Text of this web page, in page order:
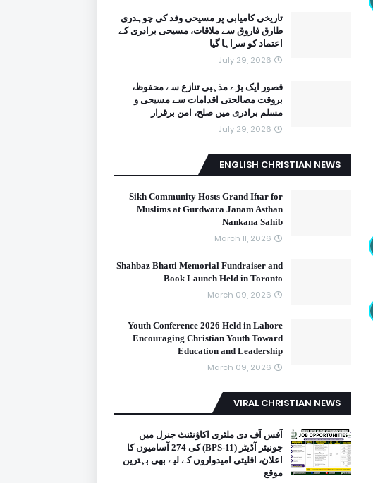
تاریخی کامیابی پر مسیحی وفد کی چوہدری
طارق فاروق سے ملاقات، مسیحی برادری کے
اعتماد کو سراہا گیا
July 29, 2026
قصور ایک بڑے مذہبی تنازع سے محفوظ،
بروقت مصالحتی اقدامات سے مسیحی و
مسلم برادری میں صلح، امن برقرار
July 29, 2026
ENGLISH CHRISTIAN NEWS
Sikh Community Hosts Grand Iftar for
Muslims at Gurdwara Janam Asthan
Nankana Sahib
March 11, 2026
Shahbaz Bhatti Memorial Fundraiser and
Book Launch Held in Toronto
March 09, 2026
Youth Conference 2026 Held in Lahore
Encouraging Christian Youth Toward
Education and Leadership
March 09, 2026
VIRAL CHRISTIAN NEWS
آفس آف دی ملٹری اکاؤنٹنٹ جنرل میں
جونیئر آڈیٹر (BPS-11) کی 274 آسامیوں کا
اعلان، اقلیتی امیدواروں کے لیے بھی بہترین
موقع